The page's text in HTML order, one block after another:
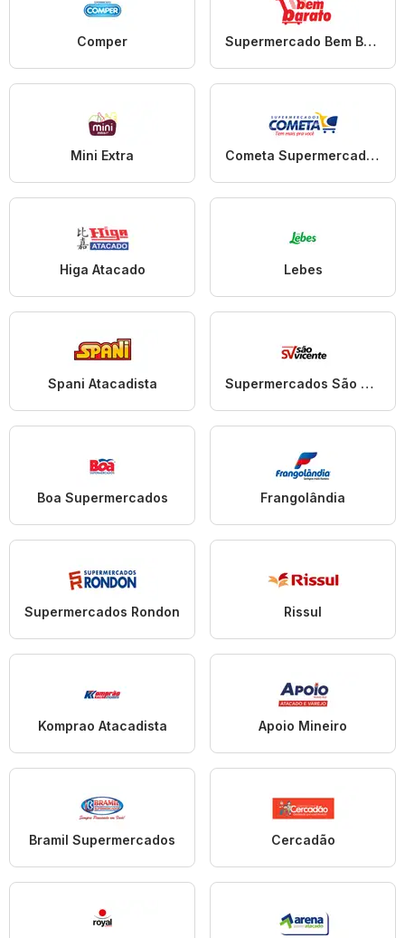
Comper Supermercado Bem Barato
Mini Extra Cometa Supermercados
Higa Atacado Lebes
Spani Atacadista Supermercados São Vicente
Boa Supermercados Frangolândia
Supermercados Rondon Rissul
Komprao Atacadista Apoio Mineiro
Bramil Supermercados Cercadão